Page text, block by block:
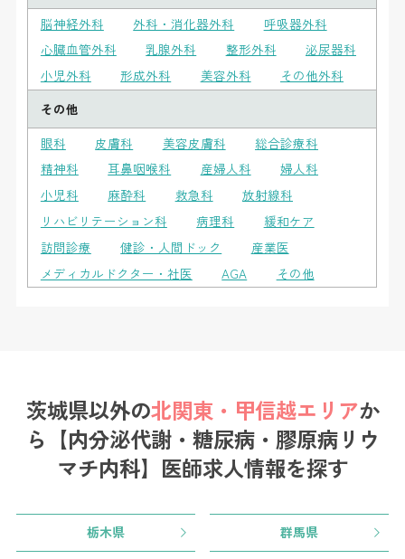
脳神経外科
外科・消化器外科
呼吸器外科
心臓血管外科
乳腺外科 整形外科
泌尿器科
小児外科
形成外科 美容外科
その他外科
その他
眼科
皮膚科 美容皮膚科
総合診療科
精神科
耳鼻咽喉科 産婦人科
婦人科
小児科
麻酔科 救急科
放射線科
リハビリテーション科
病理科
緩和ケア
訪問診療
健診・人間ドック
産業医
メディカルドクター・社医
AGA その他
茨城県以外の北関東・甲信越エリアか
ら 【内分泌代謝・糖尿病・膠原病リウ
マチ内科】医師求人情報を探す
栃木県 群馬県